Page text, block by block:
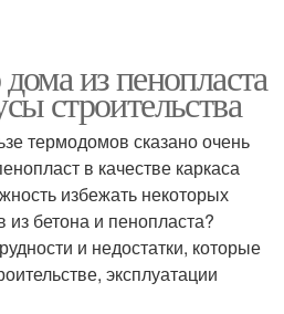
из пенопласта
строительства
термодомов сказано очень
в качестве каркаса
избежать некоторых
из бетона и пенопласта?
и недостатки, которые
эксплуатации